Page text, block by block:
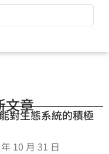
文章
對生態系統的積極
10 月 31 日